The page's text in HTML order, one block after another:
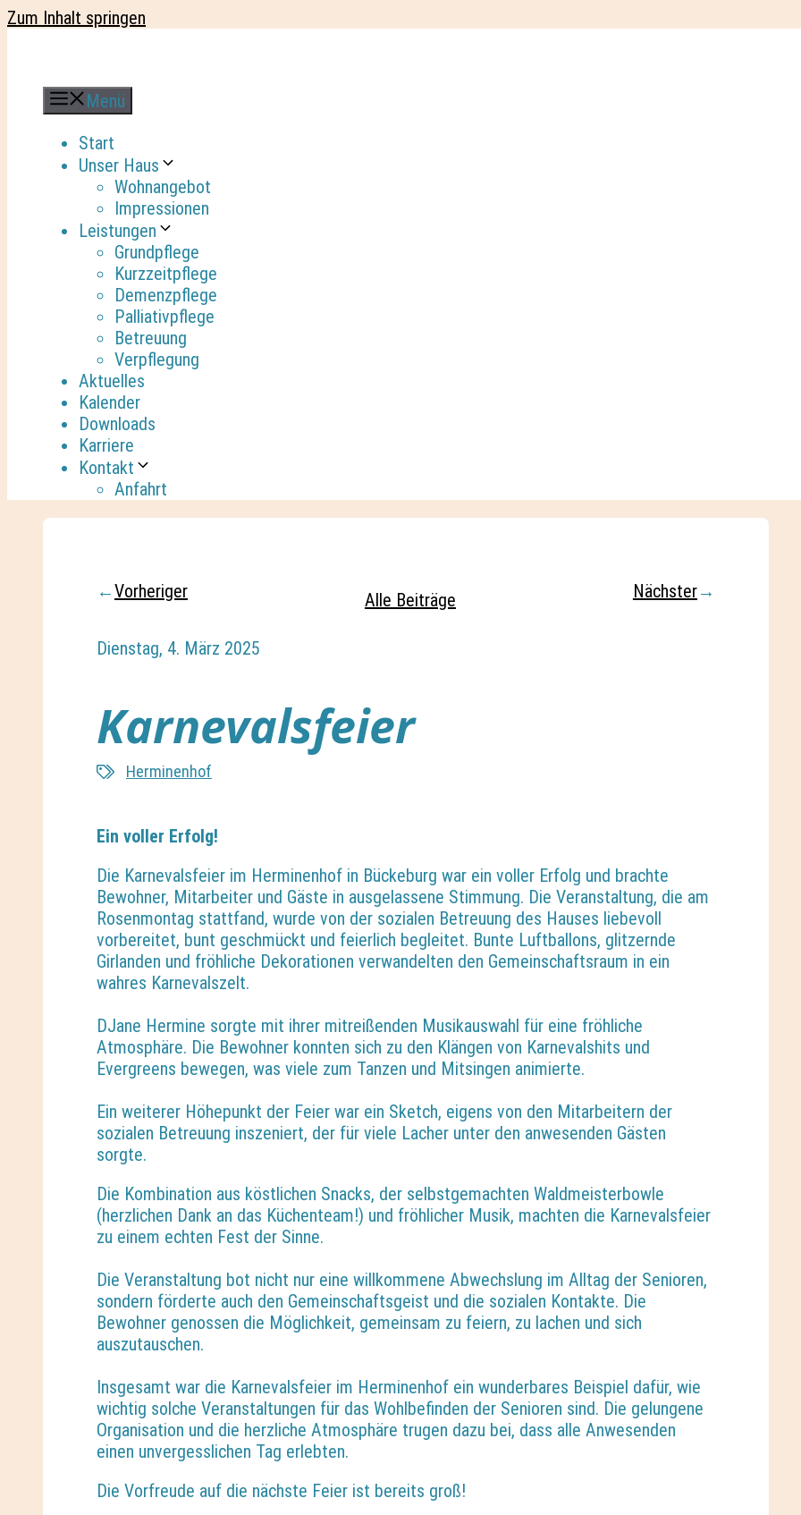
Zum Inhalt springen
Menü
Start
Unser Haus
Wohnangebot
Impressionen
Leistungen
Grundpflege
Kurzzeitpflege
Demenzpflege
Palliativpflege
Betreuung
Verpflegung
Aktuelles
Kalender
Downloads
Karriere
Kontakt
Anfahrt
←Vorheriger Alle Beiträge Nächster→
Dienstag, 4. März 2025
Karnevalsfeier
Herminenhof
Ein voller Erfolg!
Die Karnevalsfeier im Herminenhof in Bückeburg war ein voller Erfolg und brachte
Bewohner, Mitarbeiter und Gäste in ausgelassene Stimmung. Die Veranstaltung, die am
Rosenmontag stattfand, wurde von der sozialen Betreuung des Hauses liebevoll
vorbereitet, bunt geschmückt und feierlich begleitet. Bunte Luftballons, glitzernde
Girlanden und fröhliche Dekorationen verwandelten den Gemeinschaftsraum in ein
wahres Karnevalszelt.
DJane Hermine sorgte mit ihrer mitreißenden Musikauswahl für eine fröhliche
Atmosphäre. Die Bewohner konnten sich zu den Klängen von Karnevalshits und
Evergreens bewegen, was viele zum Tanzen und Mitsingen animierte.
Ein weiterer Höhepunkt der Feier war ein Sketch, eigens von den Mitarbeitern der
sozialen Betreuung inszeniert, der für viele Lacher unter den anwesenden Gästen
sorgte.
Die Kombination aus köstlichen Snacks, der selbstgemachten Waldmeisterbowle
(herzlichen Dank an das Küchenteam!) und fröhlicher Musik, machten die Karnevalsfeier
zu einem echten Fest der Sinne.
Die Veranstaltung bot nicht nur eine willkommene Abwechslung im Alltag der Senioren,
sondern förderte auch den Gemeinschaftsgeist und die sozialen Kontakte. Die
Bewohner genossen die Möglichkeit, gemeinsam zu feiern, zu lachen und sich
auszutauschen.
Insgesamt war die Karnevalsfeier im Herminenhof ein wunderbares Beispiel dafür, wie
wichtig solche Veranstaltungen für das Wohlbefinden der Senioren sind. Die gelungene
Organisation und die herzliche Atmosphäre trugen dazu bei, dass alle Anwesenden
einen unvergesslichen Tag erlebten.
Die Vorfreude auf die nächste Feier ist bereits groß!